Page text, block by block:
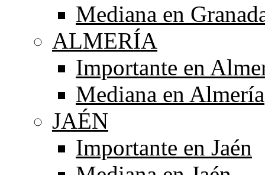
Mediana en
ALMERÍA
Importante en
Mediana en Almería
JAÉN
Importante en Jaén